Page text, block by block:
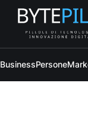
BusinessPersone